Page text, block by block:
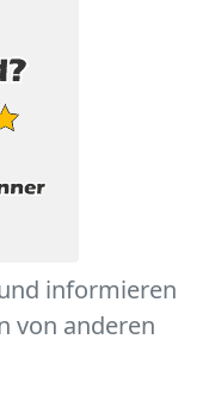
informieren
von anderen